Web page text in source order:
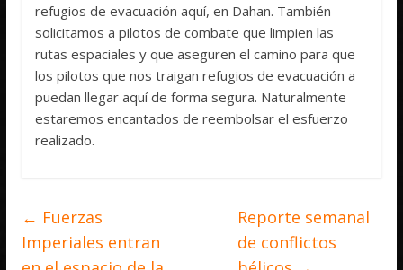
refugios de evacuación aquí, en Dahan. También
solicitamos a pilotos de combate que limpien las
rutas espaciales y que aseguren el camino para que
los pilotos que nos traigan refugios de evacuación a
puedan llegar aquí de forma segura. Naturalmente
estaremos encantados de reembolsar el esfuerzo
realizado.
← Fuerzas
Imperiales entran
Reporte semanal
de conflictos